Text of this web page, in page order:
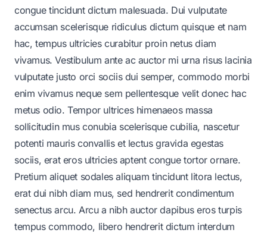
congue tincidunt dictum malesuada. Dui vulputate
accumsan scelerisque ridiculus dictum quisque et nam
hac, tempus ultricies curabitur proin netus diam
vivamus. Vestibulum ante ac auctor mi urna risus lacinia
vulputate justo orci sociis dui semper, commodo morbi
enim vivamus neque sem pellentesque velit donec hac
metus odio. Tempor ultrices himenaeos massa
sollicitudin mus conubia scelerisque cubilia, nascetur
potenti mauris convallis et lectus gravida egestas
sociis, erat eros ultricies aptent congue tortor ornare.
Pretium aliquet sodales aliquam tincidunt litora lectus,
erat dui nibh diam mus, sed hendrerit condimentum
senectus arcu. Arcu a nibh auctor dapibus eros turpis
tempus commodo, libero hendrerit dictum interdum